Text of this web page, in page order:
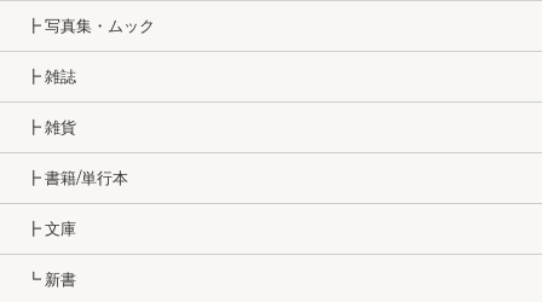
┣ 写真集・ムック
┣ 雑誌
┣ 雑貨
┣ 書籍/単行本
┣ 文庫
┗ 新書